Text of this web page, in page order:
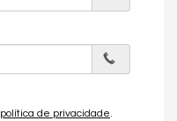
política de privacidade.